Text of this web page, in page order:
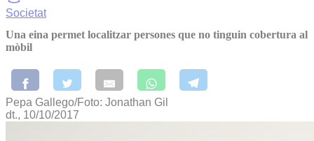
Societat
Una eina permet localitzar persones que no tinguin cobertura al
mòbil
Pepa Gallego/Foto: Jonathan Gil
dt., 10/10/2017